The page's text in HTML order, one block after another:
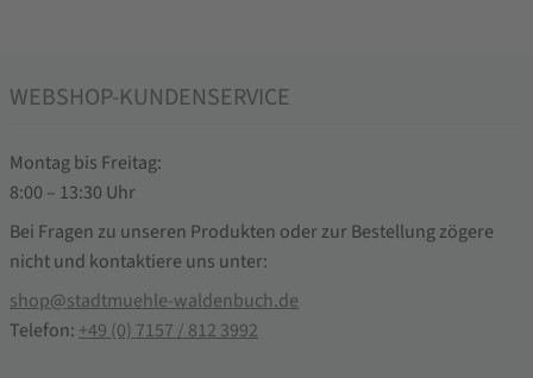
WEBSHOP-KUNDENSERVICE
Montag bis Freitag:
8:00 – 13:30 Uhr
Bei Fragen zu unseren Produkten oder zur Bestellung zögere
nicht und kontaktiere uns unter:
shop@stadtmuehle-waldenbuch.de
Telefon: +49 (0) 7157 / 812 3992